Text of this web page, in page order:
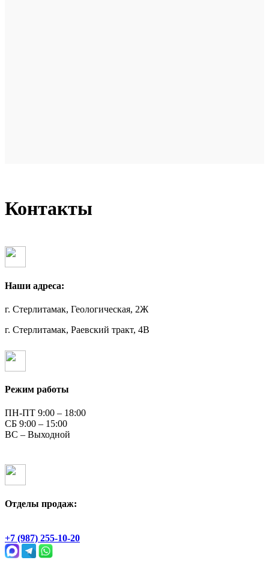
Контакты
Наши адреса:
г. Стерлитамак, Геологическая, 2Ж
г. Стерлитамак, Раевский тракт, 4В
Режим работы
ПН-ПТ 9:00 – 18:00
СБ 9:00 – 15:00
ВС – Выходной
Отделы продаж:
+7 (987) 255-10-20